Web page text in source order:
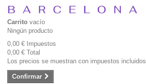
Carrito vacío
Ningún producto
0,00 € Impuestos
0,00 € Total
Los precios se muestran con impuestos incluidos
Confirmar